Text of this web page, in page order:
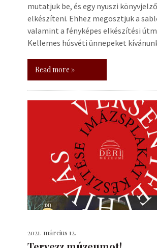
mutatjuk be, és egy nyuszi
elkészíteni. Ehhez megosztjuk a
valamint a fényképes elkészítési
Kellemes húsvéti ünnepeket
Read more »
2021. március 12.